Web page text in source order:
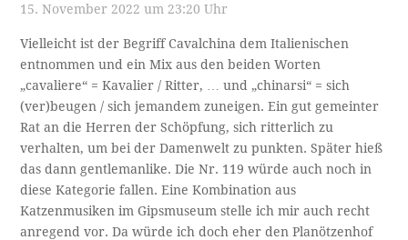
15. November 2022 um 23:20 Uhr
Vielleicht ist der Begriff Cavalchina dem Italienischen
entnommen und ein Mix aus den beiden Worten
„cavaliere“ = Kavalier / Ritter, … und „chinarsi“ = sich
(ver)beugen / sich jemandem zuneigen. Ein gut gemeinter
Rat an die Herren der Schöpfung, sich ritterlich zu
verhalten, um bei der Damenwelt zu punkten. Später hieß
das dann gentlemanlike. Die Nr. 119 würde auch noch in
diese Kategorie fallen. Eine Kombination aus
Katzenmusiken im Gipsmuseum stelle ich mir auch recht
anregend vor. Da würde ich doch eher den Planötzenhof